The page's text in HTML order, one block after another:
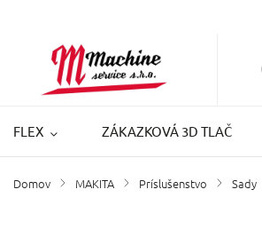
FLEX ZÁKAZKOVÁ 3D TLAČ
Domov / MAKITA / Príslušenstvo / Sady